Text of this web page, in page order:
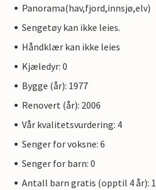
Panorama(hav,fjord,innsjø,elv)
Sengetøy kan ikke leies.
Håndklær kan ikke leies
Kjæledyr: 0
Bygge (år): 1977
Renovert (år): 2006
Vår kvalitetsvurdering: 4
Senger for voksne: 6
Senger for barn: 0
Antall barn gratis (opptil 4 år): 1